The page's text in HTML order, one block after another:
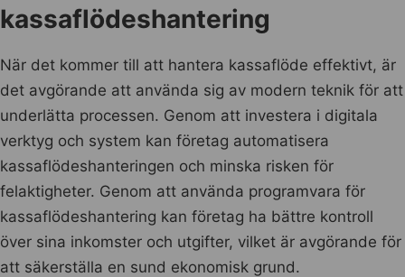
kassaflödeshantering
När det kommer till att hantera kassaflöde effektivt, är
det avgörande att använda sig av modern teknik för att
underlätta processen. Genom att investera i digitala
verktyg och system kan företag automatisera
kassaflödeshanteringen och minska risken för
felaktigheter. Genom att använda programvara för
kassaflödeshantering kan företag ha bättre kontroll
över sina inkomster och utgifter, vilket är avgörande för
att säkerställa en sund ekonomisk grund.